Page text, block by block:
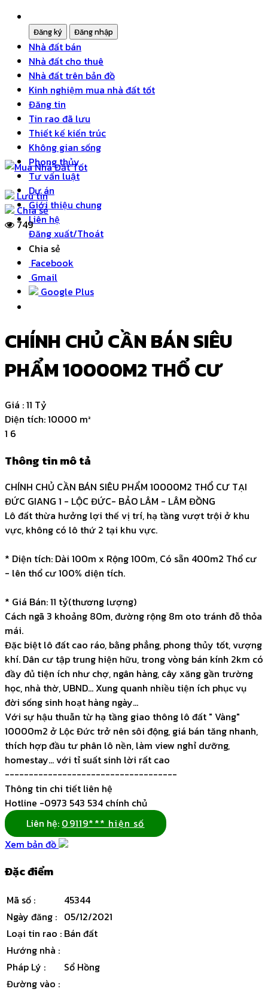
Nhà đất bán
Nhà đất cho thuê
Nhà đất trên bản đồ
Kinh nghiệm mua nhà đất tốt
Đăng tin
Tin rao đã lưu
Thiết kế kiến trúc
Không gian sống
Phong thủy
Tư vấn luật
Dự án
Giới thiệu chung
Liên hệ
Đăng xuất/Thoát
Lưu tin
Chia sẻ
749
Chia sẻ
Facebook
Gmail
Google Plus
CHÍNH CHỦ CẦN BÁN SIÊU
PHẨM 10000M2 THỔ CƯ
Giá :11 Tỷ
Diện tích:10000 m²
1 6
Thông tin mô tả
CHÍNH CHỦ CẦN BÁN SIÊU PHẨM 10000M2 THỔ CƯ TẠI
ĐỨC GIANG 1 - LỘC ĐỨC- BẢO LÂM - LÂM ĐỒNG
Lô đất thừa hưởng lợi thế vị trí, hạ tầng vượt trội ở khu
vực, không có lô thứ 2 tại khu vực.
* Diện tích: Dài 100m x Rộng 100m, Có sẵn 400m2 Thổ cư
- lên thổ cư 100% diện tích.
* Giá Bán: 11 tỷ(thương lượng)
Cách ngã 3 khoảng 80m, đường rộng 8m oto tránh đỗ thỏa
mái.
Đặc biệt lô đất cao ráo, bằng phẳng, phong thủy tốt, vượng
khí. Dân cư tập trung hiện hữu, trong vòng bán kính 2km có
đầy đủ tiện ích như chợ, ngân hàng, cây xăng gần trường
học, nhà thờ, UBND... Xung quanh nhiều tiện ích phục vụ
đời sống sinh hoạt hàng ngày...
Với sự hậu thuẫn từ hạ tầng giao thông lô đất " Vàng"
10000m2 ở Lộc Đức trở nên sôi động, giá bán tăng nhanh,
thích hợp đầu tư phân lô nền, làm view nghỉ dưỡng,
homestay... với tỉ suất sinh lời rất cao
------------------------------------
Thông tin chi tiết liên hệ
Hotline -0973 543 534 chính chủ
Liên hệ: 09119*** hiện số
Xem bản đồ
Đặc điểm
Mã số :
45344
Ngày đăng : 05/12/2021
Loại tin rao : Bán đất
Hướng nhà :
Pháp Lý :
Sổ Hồng
Đường vào :